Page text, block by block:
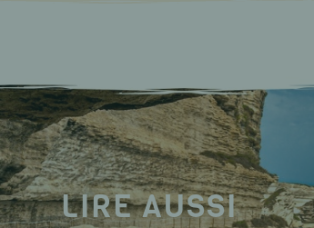
LIRE AUSSI